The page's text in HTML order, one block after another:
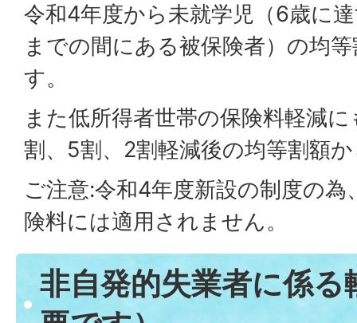
令和4年度から未就学児（6歳に
までの間にある被保険者）の均
す。
また低所得者世帯の保険料軽減
割、5割、2割軽減後の均等割額
ご注意:令和4年度新設の制度の
険料には適用されません。
非自発的失業者に係る